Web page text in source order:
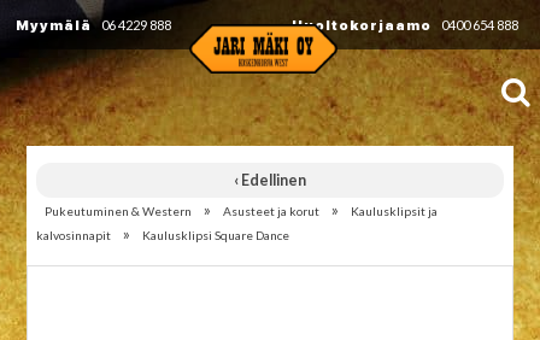
Myymälä 06 4229 888 Huoltokorjaamo 0400 654 888
‹ Edellinen
Pukeutuminen & Western » Asusteet ja korut »
Kaulusklipsit ja
kalvosinnapit
» Kaulusklipsi Square Dance